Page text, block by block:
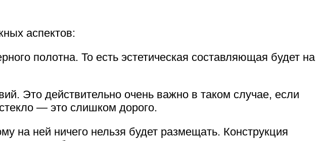
аспектов:
полотна. То есть эстетическая составляющая будет на
Это действительно очень важно в таком случае, если
— это слишком дорого.
на ней ничего нельзя будет размещать. Конструкция